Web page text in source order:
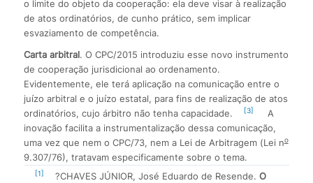
o limite do objeto da cooperação: ela deve visar à realização
de atos ordinatórios, de cunho prático, sem implicar
esvaziamento de competência.
Carta arbitral. O CPC/2015 introduziu esse novo instrumento
de cooperação jurisdicional ao ordenamento.
Evidentemente, ele terá aplicação na comunicação entre o
juízo arbitral e o juízo estatal, para fins de realização de atos
ordinatórios, cujo árbitro não tenha capacidade.
[3]
A
inovação facilita a instrumentalização dessa comunicação,
uma vez que nem o CPC/73, nem a Lei de Arbitragem (Lei no
9.307/76), tratavam especificamente sobre o tema.
[1] ?CHAVES JÚNIOR, José Eduardo de Resende. O